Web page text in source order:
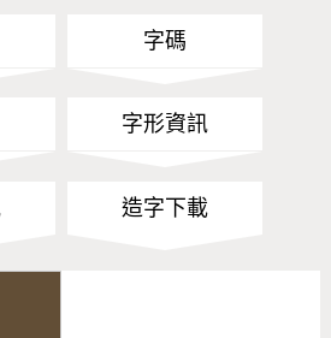
字碼
字形資訊
造字下載